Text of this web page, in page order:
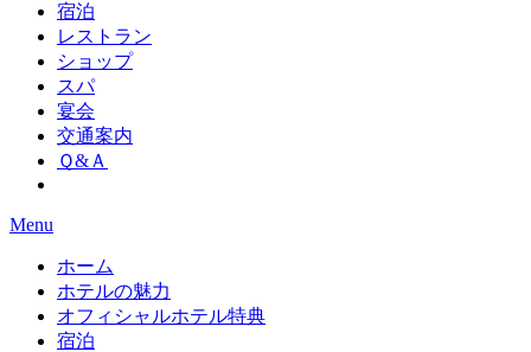
宿泊
レストラン
ショップ
スパ
宴会
交通案内
Ｑ&Ａ
Menu
ホーム
ホテルの魅力
オフィシャルホテル特典
宿泊